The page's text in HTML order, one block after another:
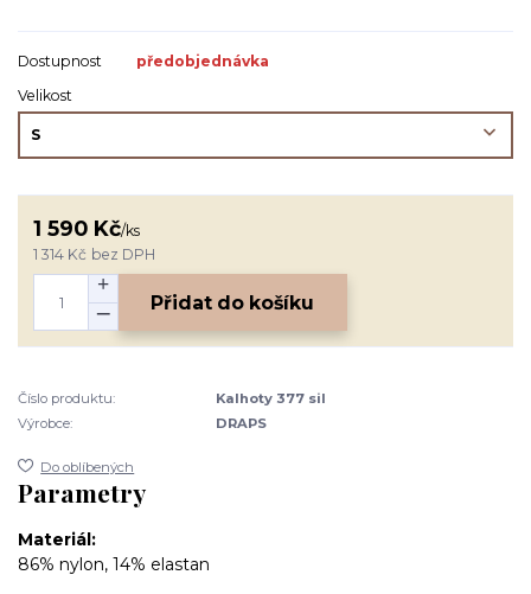
Dostupnost
předobjednávka
Velikost
1 590 Kč/ks
1 314 Kč bez DPH
Přidat do košíku
Číslo produktu:
Kalhoty 377 sil
Výrobce:
DRAPS
Do oblíbených
Parametry
Materiál
86% nylon, 14% elastan